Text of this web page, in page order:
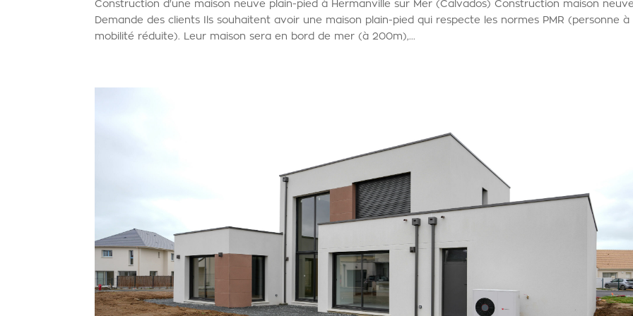
Construction d'une maison neuve plain-pied à Hermanville sur Mer (Calvados) Construction maison
Demande des clients Ils souhaitent avoir une maison plain-pied qui respecte les normes PMR (personne à
mobilité réduite). Leur maison sera en bord de mer (à 200m),...